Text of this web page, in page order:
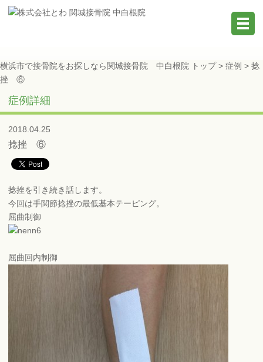
横浜市で接骨院をお探しなら関城接骨院 中白根院 トップ > 症例 > 捻
挫 ⑥
症例詳細
2018.04.25
捻挫 ⑥
捻挫を引き続き話します。
今回は手関節捻挫の最低基本テーピング。
屈曲制御
屈曲回内制御